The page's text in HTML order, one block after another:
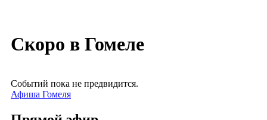
Скоро в Гомеле
Событий пока не предвидится.
Афиша Гомеля